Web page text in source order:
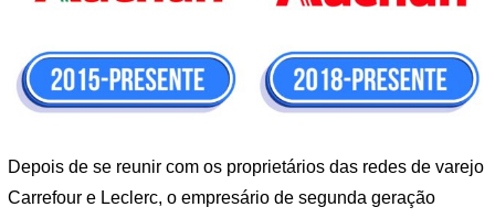
Depois de se reunir com os proprietários das redes de varejo
Carrefour e Leclerc, o empresário de segunda geração